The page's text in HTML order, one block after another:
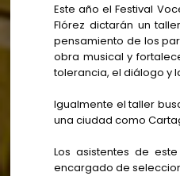
Este año el Festival
Flórez dictarán un
pensamiento de los
obra musical y
tolerancia, el diálogo y
Igualmente el taller
una ciudad como
Los asistentes de
encargado de